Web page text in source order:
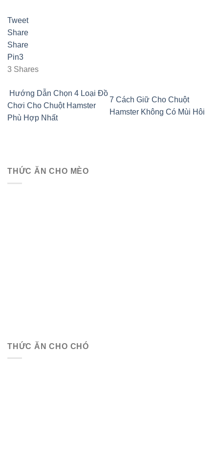
Tweet
Share
Share
Pin3
3 Shares
Hướng Dẫn Chọn 4 Loại Đồ
Chơi Cho Chuột Hamster
Phù Hợp Nhất
7 Cách Giữ Cho Chuột
Hamster Không Có Mùi Hôi
THỨC ĂN CHO MÈO
THỨC ĂN CHO CHÓ